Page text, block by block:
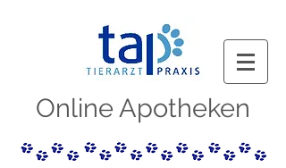
Online Apotheken